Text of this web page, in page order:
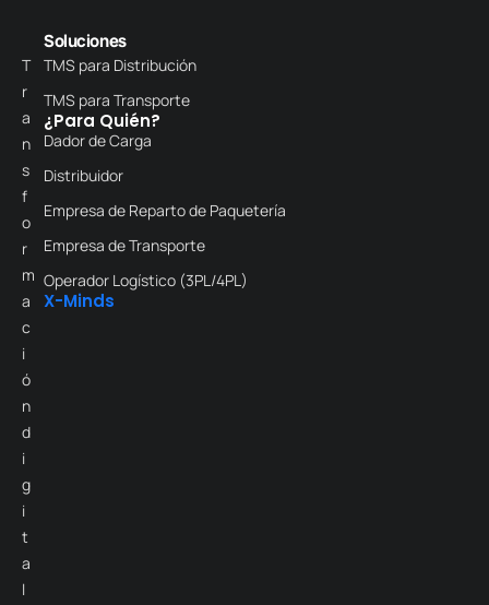
T
r
a
n
s
f
o
r
m
a
c
i
ó
n
d
i
g
i
t
a
l
Soluciones
TMS para Distribución
TMS para Transporte
¿Para Quién?
Dador de Carga
Distribuidor
Empresa de Reparto de Paquetería
Empresa de Transporte
Operador Logístico (3PL/4PL)
X-Minds